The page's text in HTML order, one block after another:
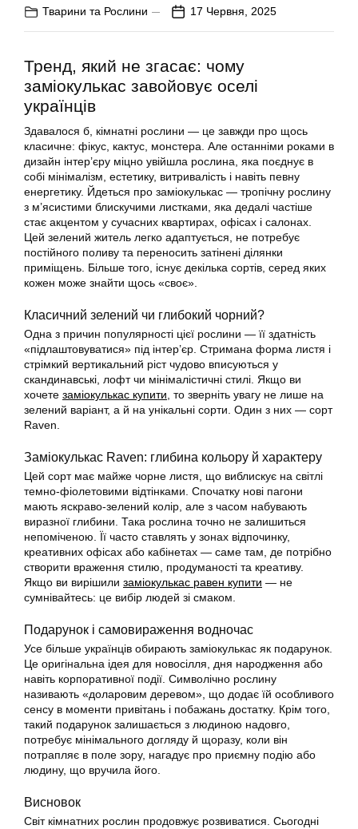
Тварини та Рослини 17 Червня, 2025
Тренд, який не згасає: чому
заміокулькас завойовує оселі
українців
Здавалося б, кімнатні рослини — це завжди про щось
класичне: фікус, кактус, монстера. Але останніми роками в
дизайн інтер’єру міцно увійшла рослина, яка поєднує в
собі мінімалізм, естетику, витривалість і навіть певну
енергетику. Йдеться про заміокулькас — тропічну рослину
з м’ясистими блискучими листками, яка дедалі частіше
стає акцентом у сучасних квартирах, офісах і салонах.
Цей зелений житель легко адаптується, не потребує
постійного поливу та переносить затінені ділянки
приміщень. Більше того, існує декілька сортів, серед яких
кожен може знайти щось «своє».
Класичний зелений чи глибокий чорний?
Одна з причин популярності цієї рослини — її здатність
«підлаштовуватися» під інтер’єр. Стримана форма листя і
стрімкий вертикальний ріст чудово вписуються у
скандинавські, лофт чи мінімалістичні стилі. Якщо ви
хочете заміокулькас купити , то зверніть увагу не лише на
зелений варіант, а й на унікальні сорти. Один з них — сорт
Raven.
Заміокулькас Raven: глибина кольору й характеру
Цей сорт має майже чорне листя, що виблискує на світлі
темно-фіолетовими відтінками. Спочатку нові пагони
мають яскраво-зелений колір, але з часом набувають
виразної глибини. Така рослина точно не залишиться
непоміченою. Її часто ставлять у зонах відпочинку,
креативних офісах або кабінетах — саме там, де потрібно
створити враження стилю, продуманості та креативу.
Якщо ви вирішили заміокулькас равен купити — не
сумнівайтесь: це вибір людей зі смаком.
Подарунок і самовираження водночас
Усе більше українців обирають заміокулькас як подарунок.
Це оригінальна ідея для новосілля, дня народження або
навіть корпоративної події. Символічно рослину
називають «доларовим деревом», що додає їй особливого
сенсу в моменти привітань і побажань достатку. Крім того,
такий подарунок залишається з людиною надовго,
потребує мінімального догляду й щоразу, коли він
потрапляє в поле зору, нагадує про приємну подію або
людину, що вручила його.
Висновок
Світ кімнатних рослин продовжує розвиватися. Сьогодні